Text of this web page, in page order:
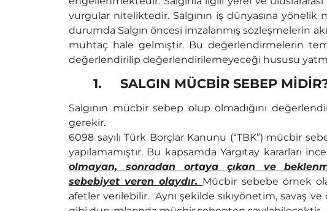
vurgular niteliktedir. Salgının iş dünyasına
durumda Salgın öncesi imzalanmış sözleşmelerin
muhtaç hale gelmiştir. Bu değerlendirmelerin
değerlendirilip değerlendirilemeyeceği hususu
1. SALGIN MÜCBİR SEBEP
Salgının mücbir sebep olup olmadığını
gerekir.
6098 sayılı Türk Borçlar Kanunu (“TBK”) mücbir
yapılamamıştır. Bu kapsamda Yargıtay kararları
olmayan, sonradan ortaya çıkan ve
sebebiyet veren olaydır. Mücbir sebebe örnek
afetler verilebilir. Aynı şekilde sıkıyönetim, savaş